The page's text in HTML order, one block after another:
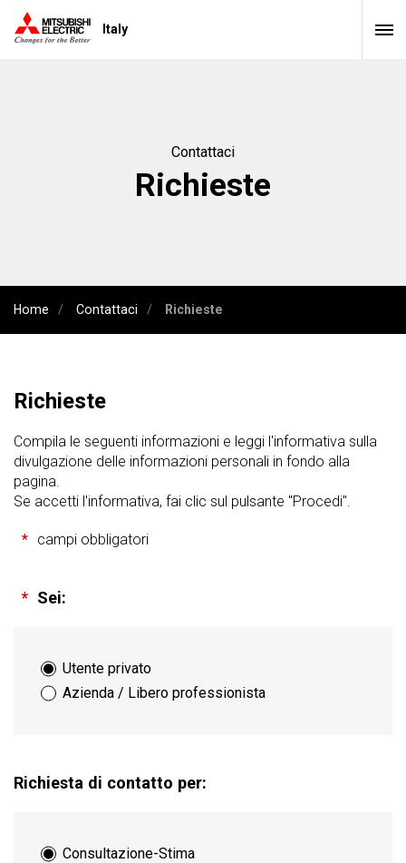
Italy
Contattaci
Richieste
Home Contattaci Richieste
Richieste
Compila le seguenti informazioni e leggi l'informativa sulla
divulgazione delle informazioni personali in fondo alla
pagina.
Se accetti l'informativa, fai clic sul pulsante "Procedi".
* campi obbligatori
* Sei:
Utente privato
Azienda / Libero professionista
Richiesta di contatto per:
Consultazione-Stima